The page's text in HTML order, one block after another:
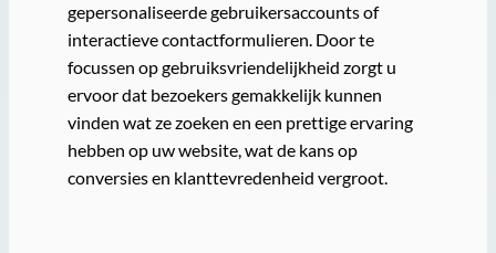
gepersonaliseerde gebruikersaccounts of
interactieve contactformulieren. Door te
focussen op gebruiksvriendelijkheid zorgt u
ervoor dat bezoekers gemakkelijk kunnen
vinden wat ze zoeken en een prettige ervaring
hebben op uw website, wat de kans op
conversies en klanttevredenheid vergroot.